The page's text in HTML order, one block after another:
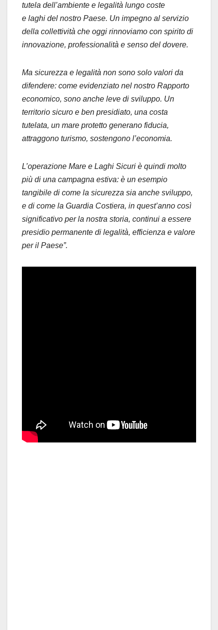
tutela dell’ambiente e legalità lungo coste
e laghi del nostro Paese. Un impegno al servizio
della collettività che oggi rinnoviamo con spirito di
innovazione, professionalità e senso del dovere.
Ma sicurezza e legalità non sono solo valori da
difendere: come evidenziato nel nostro Rapporto
economico, sono anche leve di sviluppo. Un
territorio sicuro e ben presidiato, una costa
tutelata, un mare protetto generano fiducia,
attraggono turismo, sostengono l’economia.
L’operazione Mare e Laghi Sicuri è quindi molto
più di una campagna estiva: è un esempio
tangibile di come la sicurezza sia anche sviluppo,
e di come la Guardia Costiera, in quest’anno così
significativo per la nostra storia, continui a essere
presidio permanente di legalità, efficienza e valore
per il Paese”.​